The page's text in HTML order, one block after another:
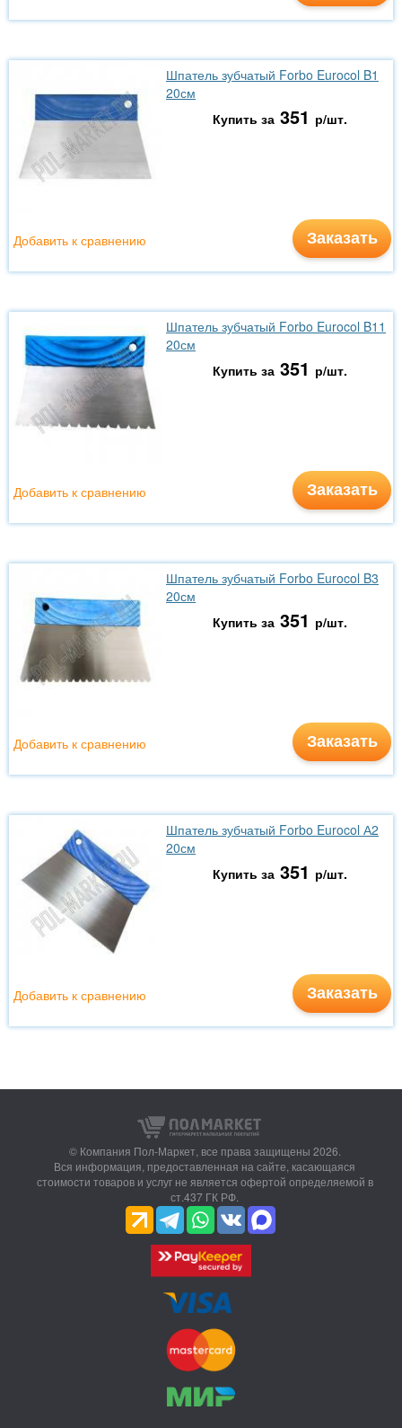
Шпатель зубчатый Forbo Eurocol B1
20см
Купить за 351 р/шт.
Заказать
Добавить к сравнению
Шпатель зубчатый Forbo Eurocol B11
20см
Купить за 351 р/шт.
Заказать
Добавить к сравнению
Шпатель зубчатый Forbo Eurocol B3
20см
Купить за 351 р/шт.
Заказать
Добавить к сравнению
Шпатель зубчатый Forbo Eurocol А2
20см
Купить за 351 р/шт.
Заказать
Добавить к сравнению
© Компания Пол-Маркет, все права защищены 2026.
Вся информация, предоставленная на сайте, касающаяся
стоимости товаров и услуг не является офертой определяемой в
ст.437 ГК РФ.